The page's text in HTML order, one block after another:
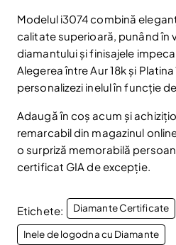
Modelul i3074 combină
calitate superioară, punând în
diamantului și finisajele
Alegerea între Aur 18k și
personalizezi inelul în funcție
Adaugă în coș acum și
remarcabil din magazinul
o surpriză memorabilă
certificat GIA de excepție.
Etichete: Diamante Certificate
Inele de logodna cu Diamante